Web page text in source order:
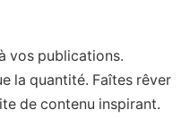
vos publications.
la quantité. Faîtes rêver
de contenu inspirant.